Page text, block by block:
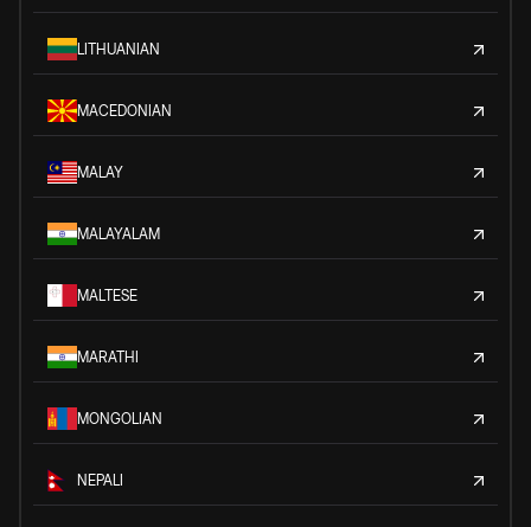
LITHUANIAN
MACEDONIAN
MALAY
MALAYALAM
MALTESE
MARATHI
MONGOLIAN
NEPALI